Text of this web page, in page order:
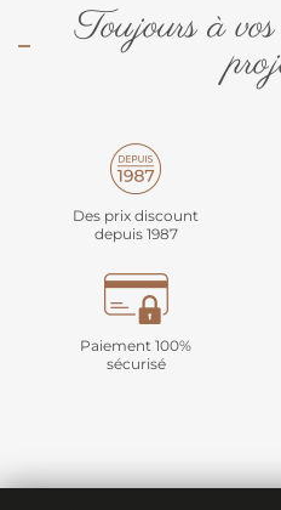
Toujours à
Des prix discount
depuis 1987
Paiement 100%
sécurisé